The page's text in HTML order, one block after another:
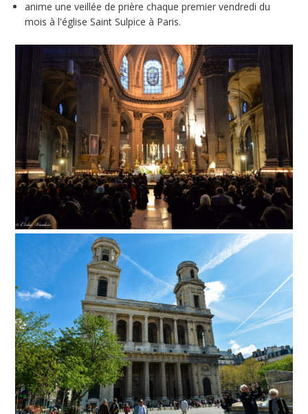
anime une veillée de prière chaque premier vendredi du
mois à l'église Saint Sulpice à Paris.